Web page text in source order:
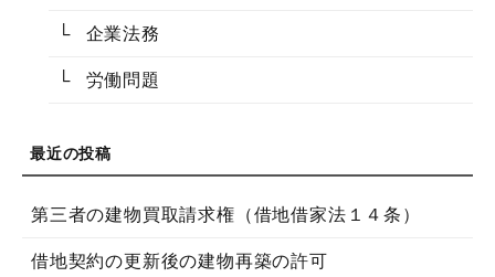
企業法務
労働問題
第三者の建物買取請求権（借地借家法１４条）
借地契約の更新後の建物再築の許可